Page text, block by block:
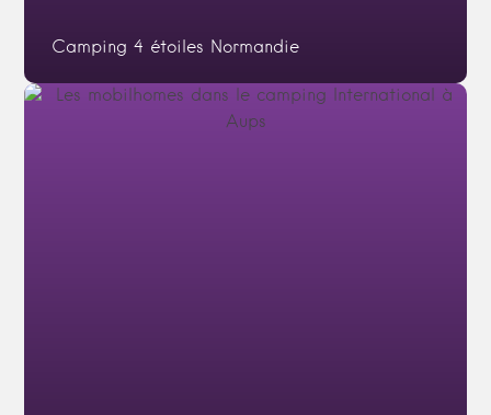
Camping 4 étoiles Normandie